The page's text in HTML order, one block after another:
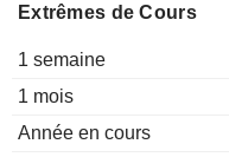
Extrêmes de Cours
1 semaine
1 mois
Année en cours